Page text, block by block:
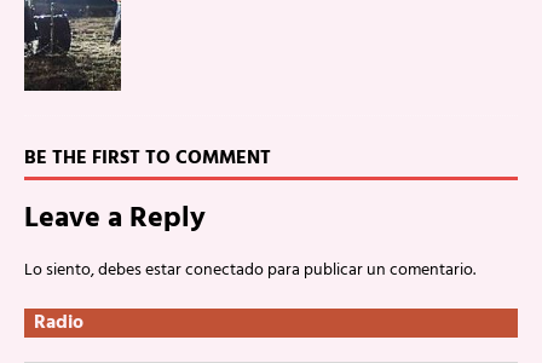
BE THE FIRST TO COMMENT
Leave a Reply
Lo siento, debes estarconectadopara publicar un comentario.
Radio